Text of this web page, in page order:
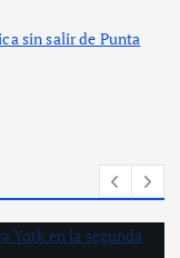
sin salir de Punta